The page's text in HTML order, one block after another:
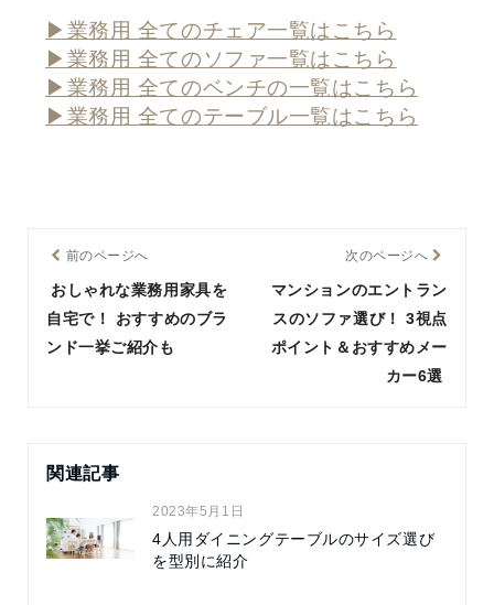
▶業務用 全てのチェア一覧はこちら
▶業務用 全てのソファ一覧はこちら
▶業務用 全てのベンチの一覧はこちら
▶業務用 全てのテーブル一覧はこちら
前のページへ
おしゃれな業務用家具を
自宅で！ おすすめのブラ
ンド一挙ご紹介も
次のページへ
マンションのエントラン
スのソファ選び！ 3視点
ポイント＆おすすめメー
カー6選
関連記事
2023年5月1日
4人用ダイニングテーブルのサイズ選び
を型別に紹介